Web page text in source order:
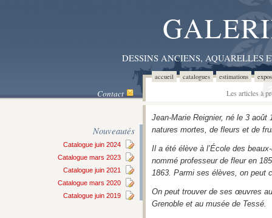
DESSINS ANCIENS,
accueil catalogues estimations
Contact Les articles à
Nouveautés
Catalogue juin 2024
Catalogue mars 2023
Catalogue juin 2021
Catalogue mars 2020
Catalogue juin 2019
Jean-Marie Reignier, né le 3
natures mortes, de fleurs et de
Il a été élève à l’École des
nommé professeur de fleur en
1863. Parmi ses élèves, on peut
On peut trouver de ses œuvres
Grenoble et au musée de Tessé.